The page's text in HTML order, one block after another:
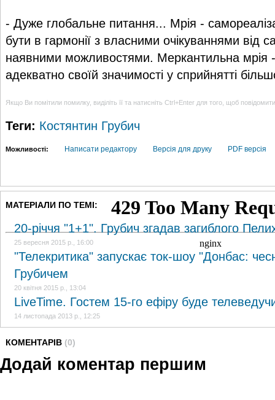
- Дуже глобальне питання... Мрія -
бути в гармонії з власними очікуваннями від
наявними можливостями. Меркантильна мрія
адекватно своїй значимості у сприйнятті
Якщо Ви помітили помилку, виділіть її та натисніть Ctrl+Enter для того, щоб
Теги: Костянтин Грубич
Можливості: Написати редактору Версія для друку PDF версія
МАТЕРІАЛИ ПО ТЕМІ:
20-річчя "1+1". Грубич згадав загиблого
25 вересня 2015 р., 16:00
"Телекритика" запускає ток-шоу "Донбас:
Грубичем
20 квітня 2015 р., 13:04
LiveTime. Гостем 15-го ефіру буде
14 листопада 2013 р., 12:25
КОМЕНТАРІВ (0)
Додай коментар першим